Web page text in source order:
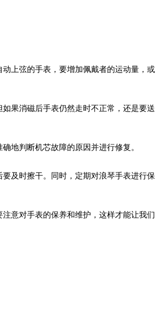
上弦的手表，要增加佩戴者的运动量，或
果消磁后手表仍然走时不正常，还是要送
地判断机芯故障的原因并进行修复。
及时擦干。同时，定期对浪琴手表进行保
意对手表的保养和维护，这样才能让我们